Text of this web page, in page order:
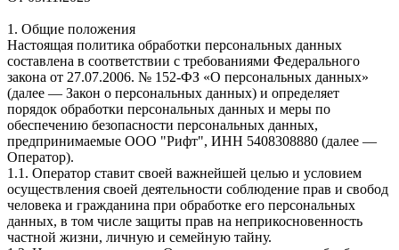
1. Общие положения
Настоящая политика обработки персональных данных
составлена в соответствии с требованиями Федерального
закона от 27.07.2006. № 152-ФЗ «О персональных данных»
(далее — Закон о персональных данных) и определяет
порядок обработки персональных данных и меры по
обеспечению безопасности персональных данных,
предпринимаемые ООО "Рифт", ИНН 5408308880 (далее —
Оператор).
1.1. Оператор ставит своей важнейшей целью и условием
осуществления своей деятельности соблюдение прав и свобод
человека и гражданина при обработке его персональных
данных, в том числе защиты прав на неприкосновенность
частной жизни, личную и семейную тайну.